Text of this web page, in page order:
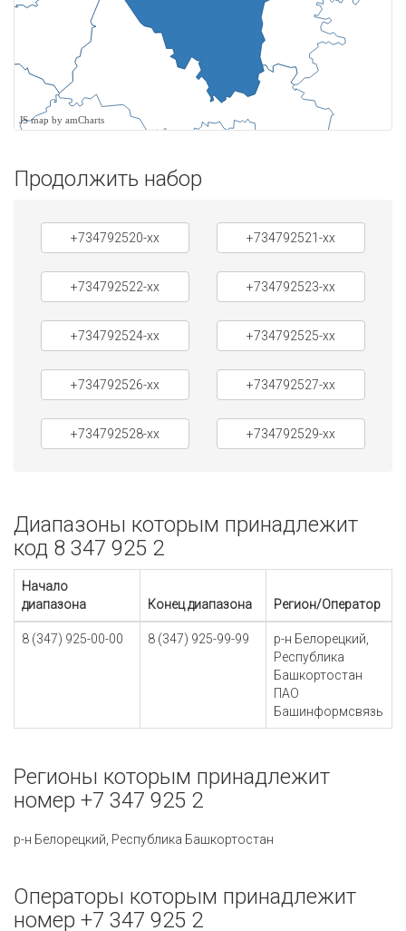
JS map by amCharts
Продолжить набор
+734792520-xx +734792521-xx
+734792522-xx +734792523-xx
+734792524-xx +734792525-xx
+734792526-xx +734792527-xx
+734792528-xx +734792529-xx
Диапазоны которым принадлежит
код 8 347 925 2
Начало
диапазона
Конец диапазона Регион/Оператор
8 (347) 925-00-00 8 (347) 925-99-99
р-н Белорецкий,
Республика
Башкортостан
ПАО
Башинформсвязь
Регионы которым принадлежит
номер +7 347 925 2
р-н Белорецкий, Республика Башкортостан
Операторы которым принадлежит
номер +7 347 925 2